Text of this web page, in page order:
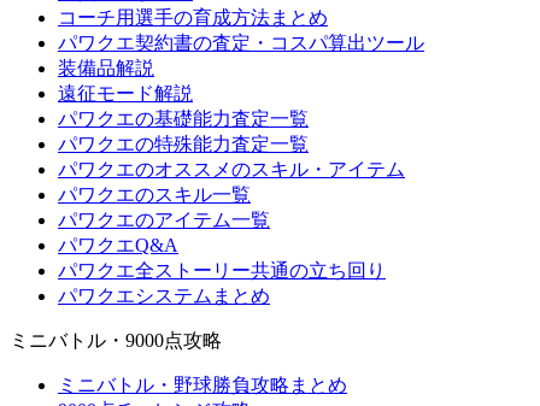
コーチ用選手の育成方法まとめ
パワクエ契約書の査定・コスパ算出ツール
装備品解説
遠征モード解説
パワクエの基礎能力査定一覧
パワクエの特殊能力査定一覧
パワクエのオススメのスキル・アイテム
パワクエのスキル一覧
パワクエのアイテム一覧
パワクエQ&A
パワクエ全ストーリー共通の立ち回り
パワクエシステムまとめ
ミニバトル・9000点攻略
ミニバトル・野球勝負攻略まとめ